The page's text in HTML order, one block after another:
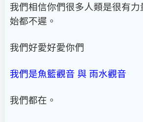
我們相信你們很多人類是很有
始都不遲。
我們好愛好愛你們
我們是魚籃觀音 與 雨水觀音
我們都在。